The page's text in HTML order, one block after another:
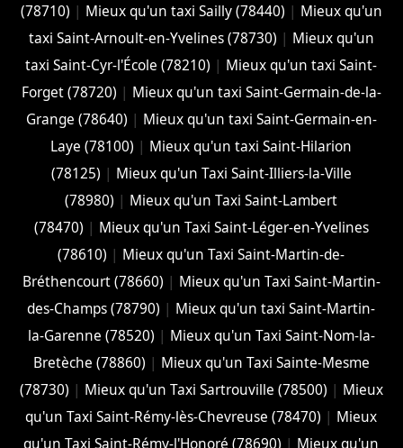
(78710) | Mieux qu'un taxi Sailly (78440) | Mieux qu'un
taxi Saint-Arnoult-en-Yvelines (78730) | Mieux qu'un
taxi Saint-Cyr-l'École (78210) | Mieux qu'un taxi Saint-
Forget (78720) | Mieux qu'un taxi Saint-Germain-de-la-
Grange (78640) | Mieux qu'un taxi Saint-Germain-en-
Laye (78100) | Mieux qu'un taxi Saint-Hilarion
(78125) | Mieux qu'un Taxi Saint-Illiers-la-Ville
(78980) | Mieux qu'un Taxi Saint-Lambert
(78470) | Mieux qu'un Taxi Saint-Léger-en-Yvelines
(78610) | Mieux qu'un Taxi Saint-Martin-de-
Bréthencourt (78660) | Mieux qu'un Taxi Saint-Martin-
des-Champs (78790) | Mieux qu'un taxi Saint-Martin-
la-Garenne (78520) | Mieux qu'un Taxi Saint-Nom-la-
Bretèche (78860) | Mieux qu'un Taxi Sainte-Mesme
(78730) | Mieux qu'un Taxi Sartrouville (78500) | Mieux
qu'un Taxi Saint-Rémy-lès-Chevreuse (78470) | Mieux
qu'un Taxi Saint-Rémy-l'Honoré (78690) | Mieux qu'un